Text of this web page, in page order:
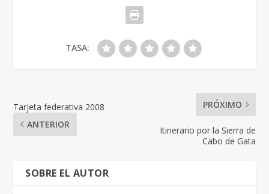
TASA:
Tarjeta federativa 2008
ANTERIOR
PRÓXIMO
Itinerario por la Sierra de
Cabo de Gata
SOBRE EL AUTOR